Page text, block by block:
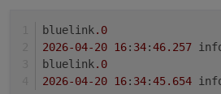
bluelink.0
2026-04-20 16: 34:46.257
bluelink.0
2026-04-20 16: 34:45.654